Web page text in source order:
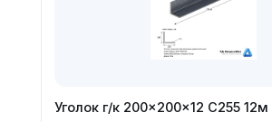
Уголок г/к 200×200×12 С255 12м